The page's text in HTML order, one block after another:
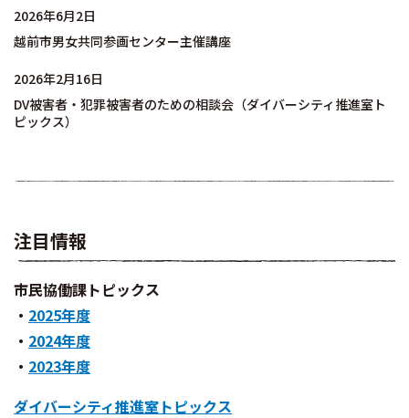
2026年6月2日
越前市男女共同参画センター主催講座
2026年2月16日
DV被害者・犯罪被害者のための相談会（ダイバーシティ推進室ト
ピックス）
注目情報
市民協働課トピックス
・ 2025年度
・ 2024年度
・ 2023年度
ダイバーシティ推進室トピックス